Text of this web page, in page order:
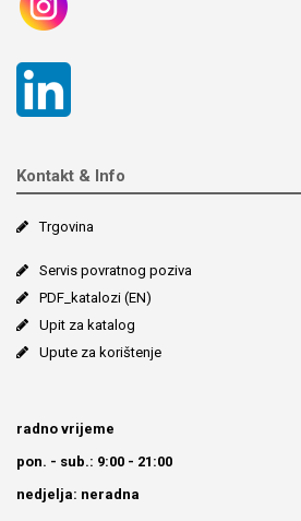
Kontakt & Info
Trgovina
Servis povratnog poziva
PDF_katalozi (EN)
Upit za katalog
Upute za korištenje
radno vrijeme
pon. - sub.: 9:00 - 21:00
nedjelja: neradna